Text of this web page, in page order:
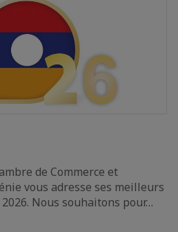
de Commerce et
vous adresse ses meilleurs
Nous souhaitons pour…